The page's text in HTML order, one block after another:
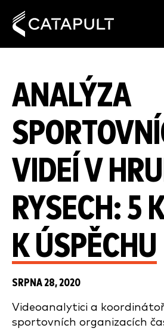
ANALÝZA
VIDEÍ V
RYSECH: 5
K ÚSPĚCHU
SRPNA 28, 2020
Videoanalytici a
sportovních organizacích